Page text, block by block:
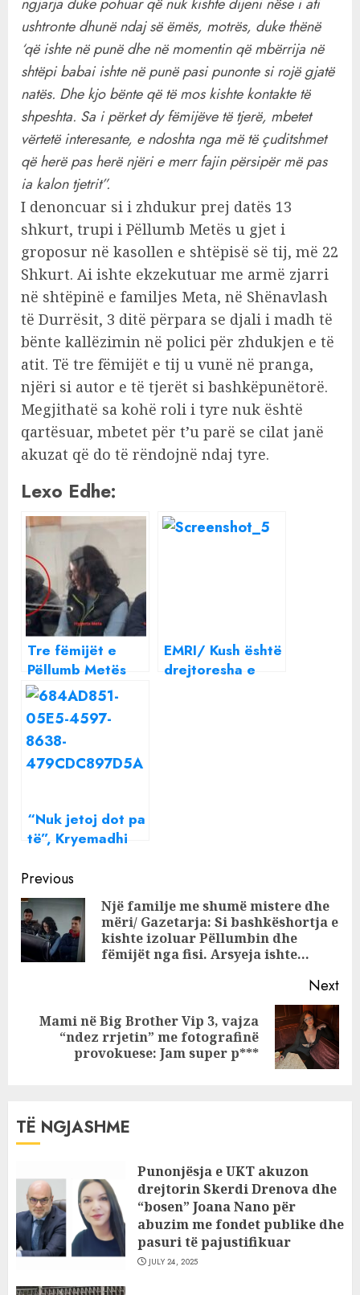
ushtronte dhunë ndaj së ëmës, motrës, duke thënë
‘që ishte në punë dhe në momentin që mbërrija në
shtëpi babai ishte në punë pasi punonte si rojë gjatë
natës. Dhe kjo bënte që të mos kishte kontakte të
shpeshta. Sa i përket dy fëmijëve të tjerë, mbetet
vërtetë interesante, e ndoshta nga më të çuditshmet
që herë pas herë njëri e merr fajin përsipër më pas
ia kalon tjetrit”.
I denoncuar si i zhdukur prej datës 13
shkurt, trupi i Pëllumb Metës u gjet i
groposur në kasollen e shtëpisë së tij, më 22
Shkurt. Ai ishte ekzekutuar me armë zjarri
në shtëpinë e familjes Meta, në Shënavlash
të Durrësit, 3 ditë përpara se djali i madh të
bënte kallëzimin në polici për zhdukjen e të
atit. Të tre fëmijët e tij u vunë në pranga,
njëri si autor e të tjerët si bashkëpunëtorë.
Megjithatë sa kohë roli i tyre nuk është
qartësuar, mbetet për t’u parë se cilat janë
akuzat që do të rëndojnë ndaj tyre.
Lexo Edhe:
Tre fëmijët e
Pëllumb Metës
përballen me
madh mohon
krimin: Babain e
vrau Hygerta!
EMRI/ Kush është
drejtoresha e
“Nuk jetoj dot pa
të”, Kryemadhi
dashurie për
Metën, zbulon
nofkën me të
cilën e thërret
Continue
Reading
Previous
Një familje me shumë mistere dhe
mëri/ Gazetarja: Si bashkëshortja e
kishte izoluar Pëllumbin dhe
fëmijët nga fisi. Arsyeja ishte…
Next
Next
Mami në Big Brother Vip 3, vajza
“ndez rrjetin” me fotografinë
provokuese: Jam super p***
TË NGJASHME
Punonjësja e UKT akuzon
drejtorin Skerdi Drenova dhe
“bosen” Joana Nano për
abuzim me fondet publike dhe
pasuri të pajustifikuar
JULY 24, 2025